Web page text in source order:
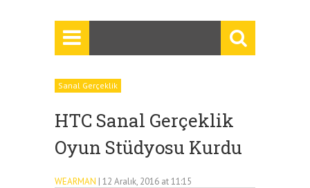
Sanal Gerçeklik
HTC Sanal Gerçeklik
Oyun Stüdyosu Kurdu
WEARMAN | 12 Aralık, 2016 at 11:15